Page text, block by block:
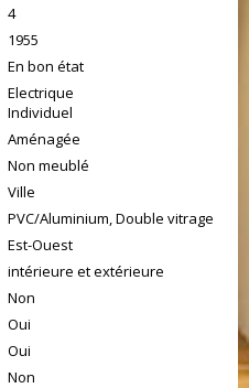
4
1955
En bon état
Electrique
Individuel
Aménagée
Non meublé
Ville
PVC/Aluminium, Double vitrage
Est-Ouest
intérieure et extérieure
Non
Oui
Oui
Non